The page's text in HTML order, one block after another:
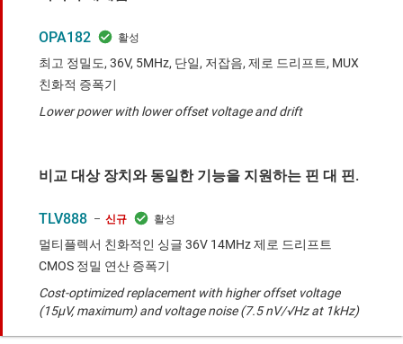
OPA182
최고 정밀도, 36V, 5MHz, 단일, 저잡음, 제로 드리프트, MUX
친화적 증폭기
Lower power with lower offset voltage and drift
비교 대상 장치와 동일한 기능을 지원하는 핀 대 핀.
신규
TLV888
멀티플렉서 친화적인 싱글 36V 14MHz 제로 드리프트
CMOS 정밀 연산 증폭기
Cost-optimized replacement with higher offset voltage
(15μV, maximum) and voltage noise (7.5 nV/√Hz at 1kHz)